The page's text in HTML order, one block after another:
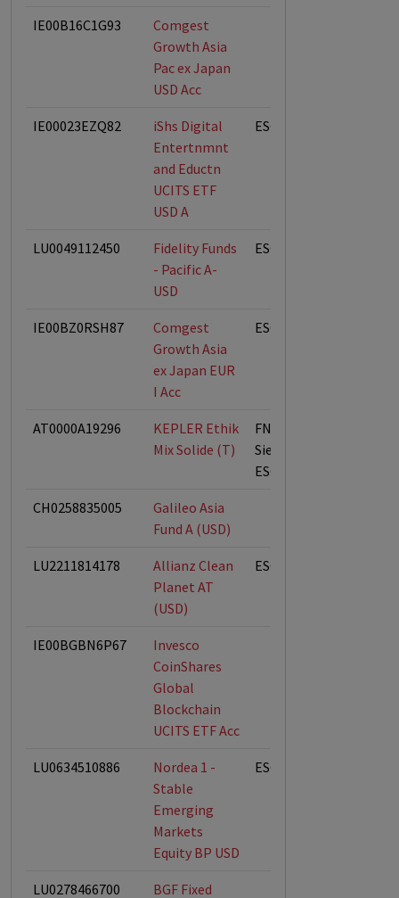
IE00B16C1G93
Comgest
Growth Asia
Pac ex Japan
USD Acc
IE00023EZQ82
iShs Digital
Entertnmnt
and Eductn
UCITS ETF
USD A
ESG-Fonds
LU0049112450
Fidelity Funds
- Pacific A-
USD
ESG-Fonds
IE00BZ0RSH87
Comgest
Growth Asia
ex Japan EUR
I Acc
ESG-Fonds
AT0000A19296
KEPLER Ethik
Mix Solide (T)
FNG
Siegelfonds,
ESG-Fonds
CH0258835005
Galileo Asia
Fund A (USD)
LU2211814178
Allianz Clean
Planet AT
(USD)
ESG-Fonds
IE00BGBN6P67
Invesco
CoinShares
Global
Blockchain
UCITS ETF Acc
LU0634510886
Nordea 1 -
Stable
Emerging
Markets
Equity BP USD
ESG-Fonds
LU0278466700
BGF Fixed